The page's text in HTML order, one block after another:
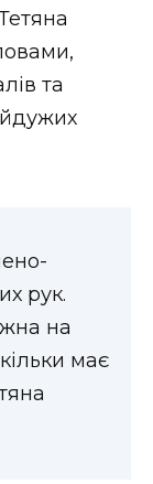
та
рук.
на
має